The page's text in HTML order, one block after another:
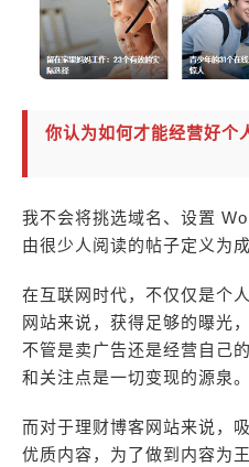
你认为如何才能经营好个
我不会将挑选域名、设置
由很少人阅读的帖子定义为
在互联网时代，不仅仅是个
网站来说，获得足够的曝光
不管是卖广告还是经营自己
和关注点是一切变现的源泉。
而对于理财博客网站来说，
优质内容，为了做到内容为